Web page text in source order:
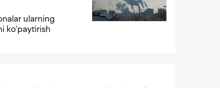
ularning
ko‘paytirish